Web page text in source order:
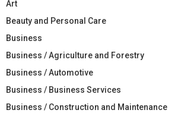
Art
Beauty and Personal Care
Business
Business / Agriculture and Forestry
Business / Automotive
Business / Business Services
Business / Construction and Maintenance